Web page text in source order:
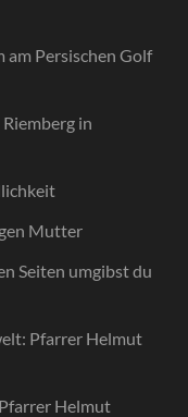
am Persischen Golf
in
Mutter
Seiten umgibst du
Pfarrer Helmut
Helmut